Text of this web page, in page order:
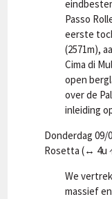
Passo
eerste
(2571m),
Cima di
open
over de
inleiding
Donderdag 09/
Rosetta (↔ 4u
We
massief